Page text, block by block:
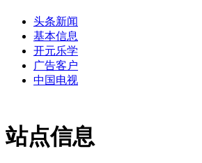
头条新闻
基本信息
开元乐学
广告客户
中国电视
站点信息